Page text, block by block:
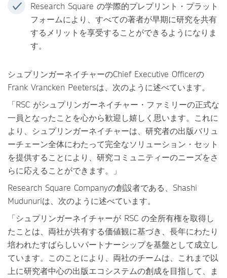
Research Square の学際的プレプリント・プラット
フォームにより、すべての著者が早期に研究を共有
するメリットを享受することができるようになりま
す。
シュプリンガーネイチャーのChief Executive Officerの
Frank Vrancken Peetersは、次のように述べています。
「RSC がシュプリンガーネイチャー・ファミリーの正式な
一員となったことを心から歓迎し嬉しく思います。これに
より、シュプリンガーネイチャーは、研究者の出版バリュ
ーチェーン全体にわたって完全なソリューション・セット
を提供することにより、研究コミュニティーのニーズをさ
らに応えることができます。」
Research Square Companyの創設者である、Shashi
Mudunuriは、次のように述べています。
「シュプリンガーネイチャーが RSC の全所有権を取得し
たことは、両社が共有する価値観に基づき、長年にわたり
培われたすばらしいパートナーシップを基盤として成立し
ています。このことにより、両社のチームは、これまで以
上に研究者中心の出版エコシステムの創成を目指して、ま